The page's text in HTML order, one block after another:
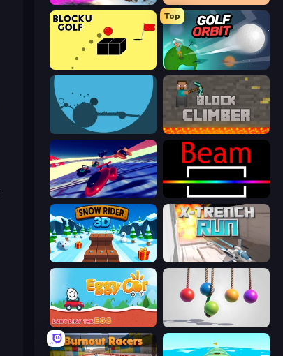
Bounce Blocku Golf
Top
Golf Orbit
circloO Block Climber
Hyperspace Racers 3 Beam
Snow Rider 3D X Trench Run
Eggy Car Pendulum Master